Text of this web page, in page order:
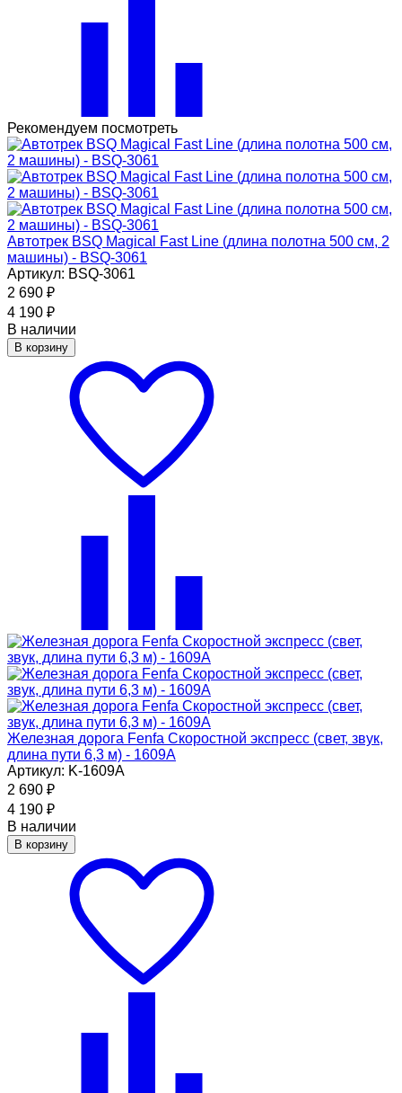
Рекомендуем посмотреть
Автотрек BSQ Magical Fast Line (длина полотна 500 см, 2
машины) - BSQ-3061
Артикул: BSQ-3061
2 690 ₽
4 190 ₽
В наличии
В корзину
Железная дорога Fenfa Скоростной экспресс (свет, звук,
длина пути 6,3 м) - 1609A
Артикул: K-1609A
2 690 ₽
4 190 ₽
В наличии
В корзину